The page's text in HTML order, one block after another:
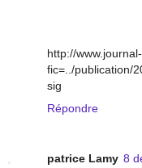
http://
fic=../publication/
sig
Répondre
patrice Lamy 8